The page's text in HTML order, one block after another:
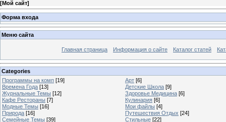
[Мой сайт]
Форма входа
Меню сайта
Главная страница Информация о сайте Каталог статей
Categories
Программы на комп [19] Арт [6]
Времена Года [13] Детские Школа [9]
Журнальные Темы [12] Здоровье Медицина [6]
Кафе Рестораны [7] Кулинария [6]
Модные Темы [16] Мои файлы [4]
Природа [16] Путешествия Отдых [24]
Семейные Темы [39] Стильные [22]